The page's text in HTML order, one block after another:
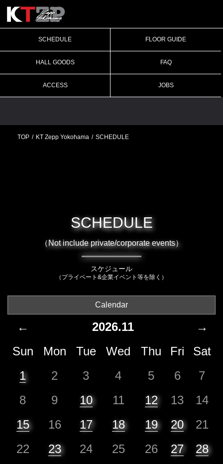
SCHEDULE FLOOR GUIDE
HALL GOODS FAQ
ACCESS JOBS
TOP KT Zepp Yokohama SCHEDULE
SCHEDULE
（Not include private/corporate events）
スケジュール
（プライベート&企業イベント等を除く）
Calendar
← 2026.11
→
Sun
Mon Tue Wed Thu Fri
Sat
1
2 3 4 5 6
7
8
9 10 11 12 13
14
15
16 17 18 19 20
21
22
23 24 25 26 27
28